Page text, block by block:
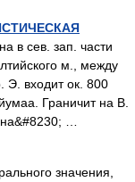
в сев. зап. части
м., между
Э. входит ок. 800
Граничит на В.
…
значения,